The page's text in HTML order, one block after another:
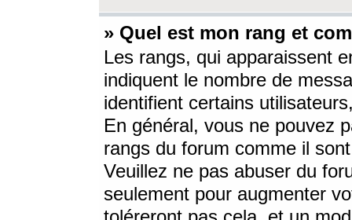
» Quel est mon rang et
Les rangs, qui apparaissent
indiquent le nombre de
identifient certains
En général, vous ne pouvez
rangs du forum comme il
Veuillez ne pas abuser du
seulement pour augmenter